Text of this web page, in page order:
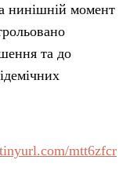
нинішній момент
та до
tinyurl.com/mtt6zfcr